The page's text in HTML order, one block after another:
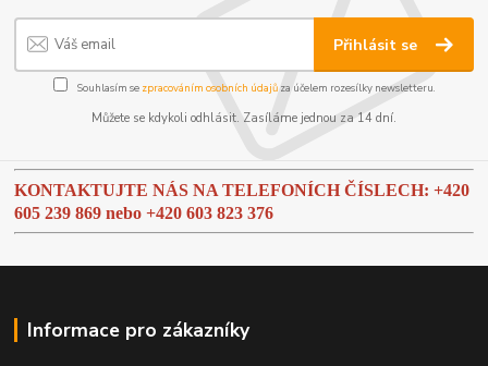
Přihlásit se
Souhlasím se zpracováním osobních údajůza účelem rozesílky newsletteru.
Můžete se kdykoli odhlásit. Zasíláme jednou za 14 dní.
KONTAKTUJTE NÁS NA TELEFONÍCH ČÍSLECH: +420
605 239 869 nebo+420 603 823 376
Informace pro zákazníky